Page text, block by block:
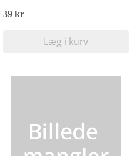
39 kr
Læg i kurv